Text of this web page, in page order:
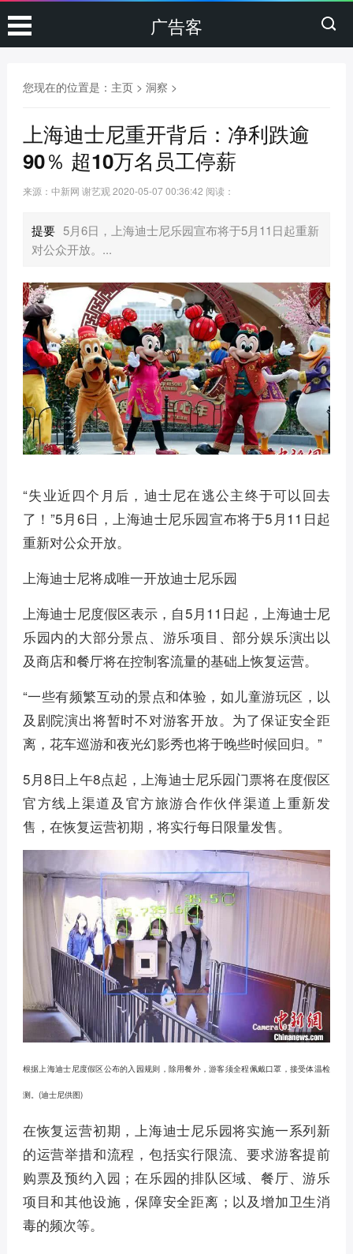
广告客
您现在的位置是： 主页> 洞察 >
上海迪士尼重开背后：净利跌逾
90％ 超10万名员工停薪
来源：中新网 谢艺观 2020-05-07 00:36:42 阅读：
提要 5月6日，上海迪士尼乐园宣布将于5月11日起重新
对公众开放。...
“失业近四个月后，迪士尼在逃公主终于可以回去
了！”5月6日，上海迪士尼乐园宣布将于5月11日起
重新对公众开放。
上海迪士尼将成唯一开放迪士尼乐园
上海迪士尼度假区表示，自5月11日起，上海迪士尼
乐园内的大部分景点、游乐项目、部分娱乐演出以
及商店和餐厅将在控制客流量的基础上恢复运营。
“一些有频繁互动的景点和体验，如儿童游玩区，以
及剧院演出将暂时不对游客开放。为了保证安全距
离，花车巡游和夜光幻影秀也将于晚些时候回归。”
5月8日上午8点起，上海迪士尼乐园门票将在度假区
官方线上渠道及官方旅游合作伙伴渠道上重新发
售，在恢复运营初期，将实行每日限量发售。
根据上海迪士尼度假区公布的入园规则，除用餐外，游客须全程佩戴口罩，接受体温检
测。(迪士尼供图)
在恢复运营初期，上海迪士尼乐园将实施一系列新
的运营举措和流程，包括实行限流、要求游客提前
购票及预约入园；在乐园的排队区域、餐厅、游乐
项目和其他设施，保障安全距离；以及增加卫生消
毒的频次等。